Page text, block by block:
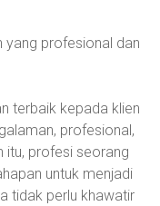
yang profesional dan
terbaik kepada klien
profesional,
itu, profesi seorang
untuk menjadi
tidak perlu khawatir